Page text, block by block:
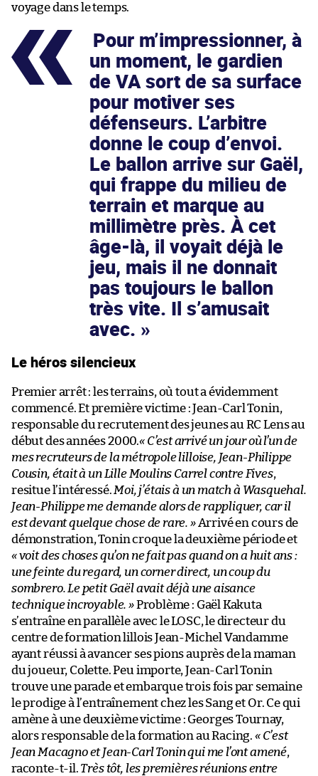
voyage dans le temps.
Pour m’impressionner, à
un moment, le gardien
de VA sort de sa surface
pour motiver ses
défenseurs. L’arbitre
donne le coup d’envoi.
Le ballon arrive sur Gaël,
qui frappe du milieu de
terrain et marque au
millimètre près. À cet
âge-là, il voyait déjà le
jeu, mais il ne donnait
pas toujours le ballon
très vite. Il s’amusait
avec.
Le héros silencieux
Premier arrêt : les terrains, où tout a évidemment
commencé. Et première victime : Jean-Carl Tonin,
responsable du recrutement des jeunes au RC Lens au
début des années 2000.« C’est arrivé un jour où l’un de
mes recruteurs de la métropole lilloise, Jean-Philippe
Cousin, était à un Lille Moulins Carrel contre Fives,
resitue l’intéressé. Moi, j’étais à un match à Wasquehal.
Jean-Philippe me demande alors de rappliquer, car il
est devant quelque chose de rare. »Arrivé en cours de
démonstration, Tonin croque la deuxième période et
« voit des choses qu’on ne fait pas quand on a huit ans :
une feinte du regard, un corner direct, un coup du
sombrero. Le petit Gaël avait déjà une aisance
technique incroyable. »Problème : Gaël Kakuta
s’entraîne en parallèle avec le LOSC, le directeur du
centre de formation lillois Jean-Michel Vandamme
ayant réussi à avancer ses pions auprès de la maman
du joueur, Colette. Peu importe, Jean-Carl Tonin
trouve une parade et embarque trois fois par semaine
le prodige à l’entraînement chez les Sang et Or. Ce qui
amène à une deuxième victime : Georges Tournay,
alors responsable de la formation au Racing. « C’est
Jean Macagno et Jean-Carl Tonin qui me l’ont amené,
raconte-t-il. Très tôt, les premières réunions entre